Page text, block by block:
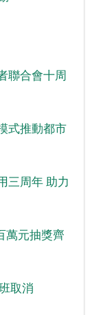
聯合會十周
式推動都市
三周年 助力
萬元抽獎齊
取消